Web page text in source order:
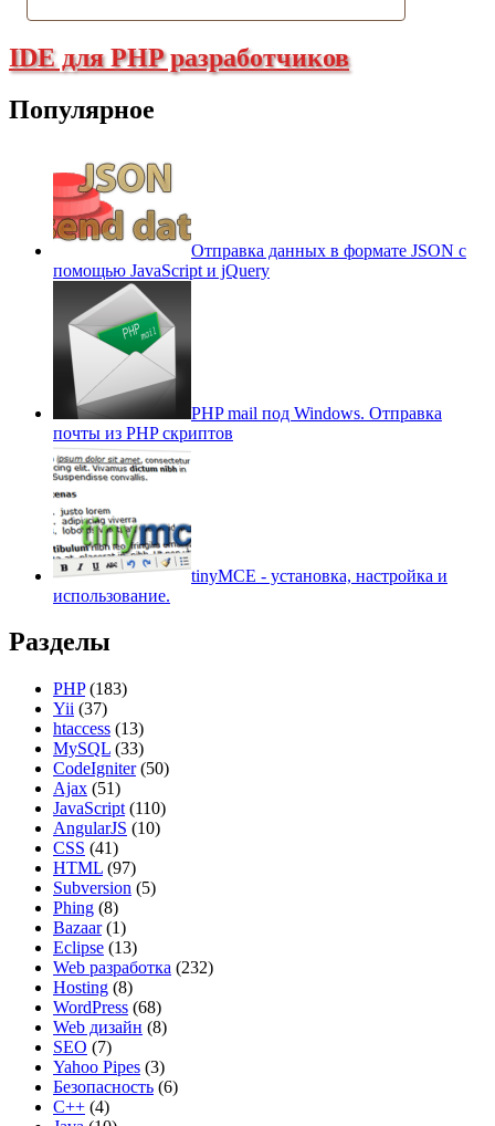
IDE для PHP разработчиков
Популярное
Отправка данных в формате JSON с
помощью JavaScript и jQuery
PHP mail под Windows. Отправка
почты из PHP скриптов
tinyMCE - установка, настройка и
использование.
Разделы
PHP(183)
Yii (37)
htaccess (13)
MySQL (33)
CodeIgniter(50)
Ajax (51)
JavaScript (110)
AngularJS (10)
CSS (41)
HTML (97)
Subversion (5)
Phing (8)
Bazaar(1)
Eclipse (13)
Web разработка (232)
Hosting (8)
WordPress (68)
Web дизайн (8)
SEO (7)
Yahoo Pipes (3)
Безопасность (6)
C++ (4)